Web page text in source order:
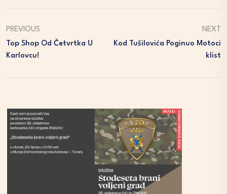
PREVIOUS
Top Shop Od Četvrtka U
Karlovcu!
NEXT
Kod Tušilovića Poginuo Motoci
Klist